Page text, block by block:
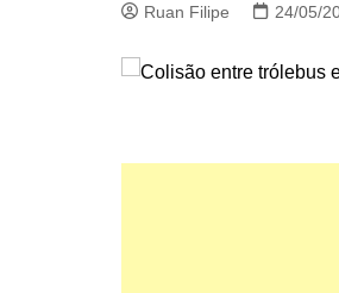
Ruan Filipe 24/05/